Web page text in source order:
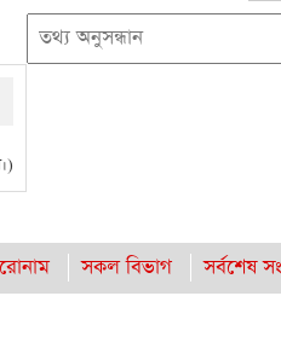
সকল বিভাগ সর্বশেষ